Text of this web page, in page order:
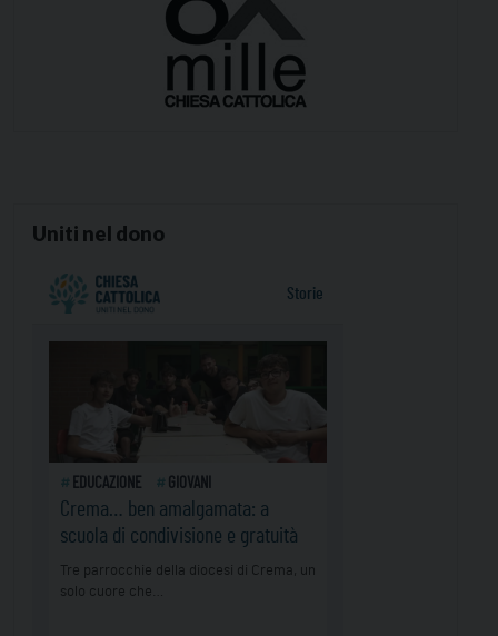
Uniti nel dono